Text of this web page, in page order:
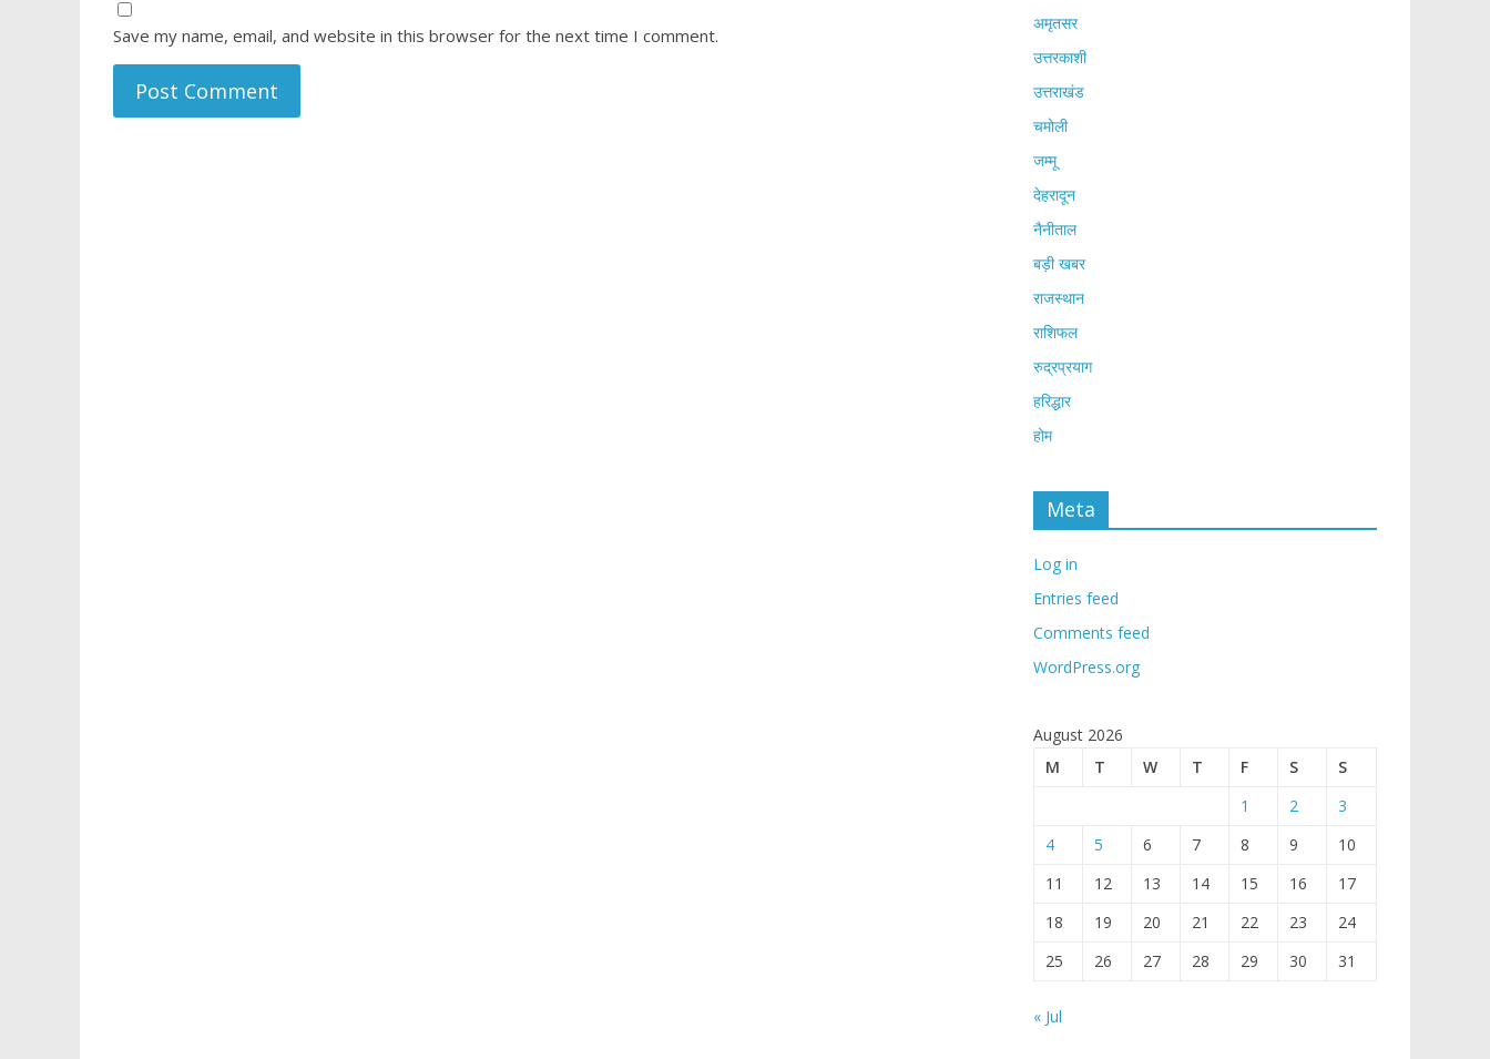
Save my name, email, and website in this browser for the next time I comment.
अमृतसर
उत्तरकाशी
उत्तराखंड
चमोली
जम्मू
देहरादून
नैनीताल
बड़ी खबर
राजस्थान
राशिफल
रुद्रप्रयाग
हरिद्धार
होम
Meta
Log in
Entries feed
Comments feed
WordPress.org
August 2026
M
T W T F S
S
1
2
3
4
5 6 7 8 9
10
11
12 13 14 15 16
17
18
19 20 21 22 23
24
25
26 27 28 29 30 31
« Jul